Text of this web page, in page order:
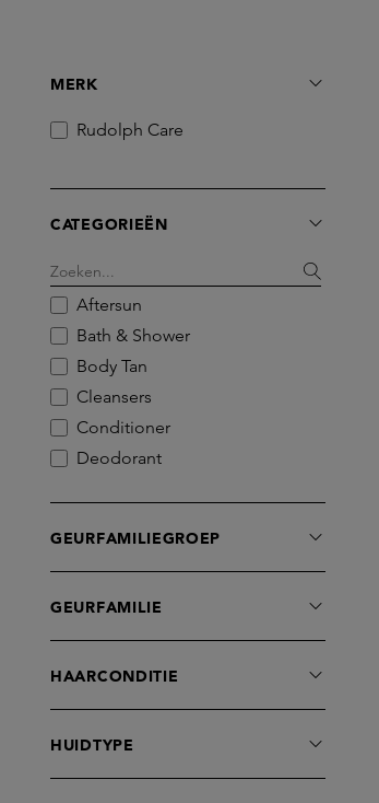
MERK
Rudolph Care
CATEGORIEËN
Aftersun
Bath & Shower
Body Tan
Cleansers
Conditioner
Deodorant
Handverzorging
Lipverzorging
Make-Up Removers
Maskers
GEURFAMILIEGROEP
GEURFAMILIE
HAARCONDITIE
HUIDTYPE